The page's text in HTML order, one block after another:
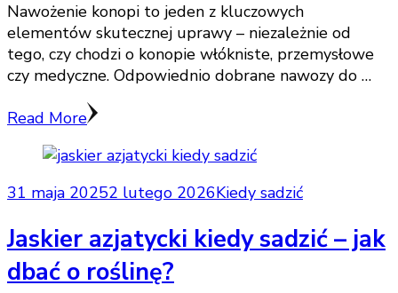
Nawożenie konopi to jeden z kluczowych
elementów skutecznej uprawy – niezależnie od
tego, czy chodzi o konopie włókniste, przemysłowe
czy medyczne. Odpowiednio dobrane nawozy do …
Read More
31 maja 20252 lutego 2026Kiedy sadzić
Jaskier azjatycki kiedy sadzić – jak
dbać o roślinę?